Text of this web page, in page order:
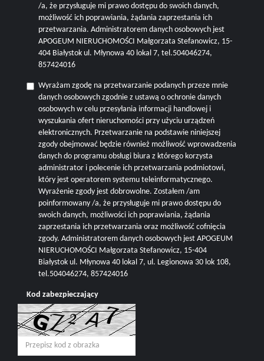
/a, że przysługuje mi prawo dostępu do swoich danych,
możliwość ich poprawiania, żądania zaprzestania ich
przetwarzania. Administratorem danych osobowych jest
APOGEUM NIERUCHOMOŚCI Małgorzata Stefanowicz, 15-
404 Białystok ul. Młynowa 40 lokal 7, tel.504046274,
857424016
Wyrażam zgodę na przetwarzanie podanych przeze mnie
danych osobowych zgodnie z ustawą o ochronie danych
osobowych w celu przesyłania informacji handlowej i
wyszukania ofert nieruchomości przy użyciu urządzeń
elektronicznych. Przetwarzanie na podstawie niniejszej
zgody obejmować będzie również możliwość wprowadzenia
danych do programu obsługi biura z którego korzysta
administrator i polecenie ich przetwarzania podmiotowi,
który jest operatorem systemu teleinformatycznego.
Wyrażenie zgody jest dobrowolne. Zostałem /am
poinformowany /a, że przysługuje mi prawo dostępu do
swoich danych, możliwości ich poprawiania, żądania
zaprzestania ich przetwarzania oraz możliwość cofnięcia
zgody. Administratorem danych osobowych jest APOGEUM
NIERUCHOMOŚCI Małgorzata Stefanowicz, 15-404
Białystok ul. Młynowa 40 lokal 7, ul. Legionowa 30 lok 108,
tel.504046274, 857424016
Kod zabezpieczający